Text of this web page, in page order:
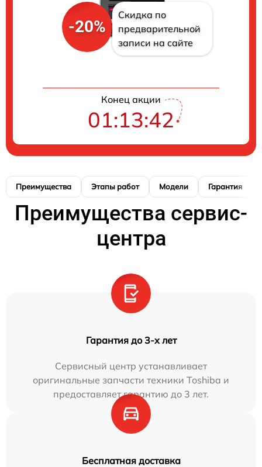
-20%
Скидка по
предварительной
записи на сайте
Конец акции
01:13:42
Преимущества Этапы работ Модели Гарантия
Преимущества сервис-
центра
Гарантия до 3-х лет
Сервисный центр устанавливает
оригинальные запчасти техники Toshiba и
предоставляет гарантию до 3 лет.
Бесплатная доставка